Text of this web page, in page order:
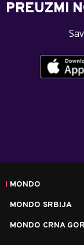
PREUZMI
MONDO
MONDO SRBIJA
MONDO CRNA